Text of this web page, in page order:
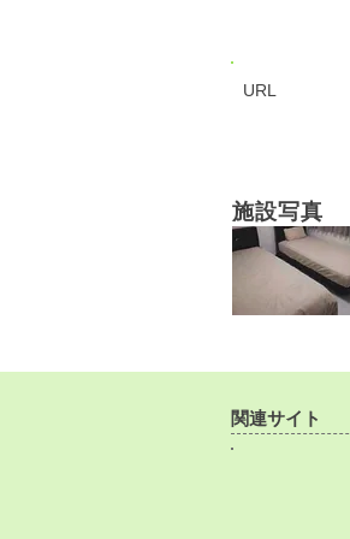
URL
施設写真
関連サイト